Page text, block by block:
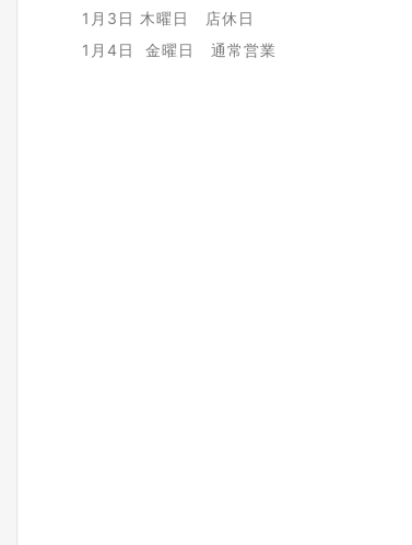
1月3日 木曜日 店休日
1月4日 金曜日 通常営業